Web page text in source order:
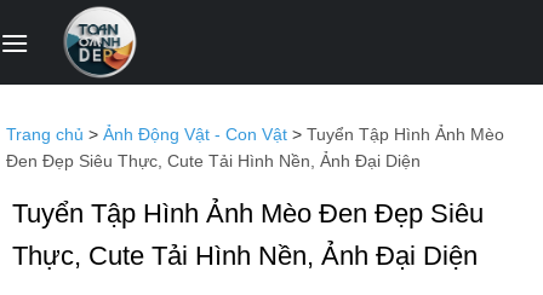
qua
Trang chủ > Ảnh Động Vật - Con Vật > Tuyển Tập Hình Ảnh Mèo
Đen Đẹp Siêu Thực, Cute Tải Hình Nền, Ảnh Đại Diện
Tuyển Tập Hình Ảnh Mèo Đen Đẹp Siêu
Thực, Cute Tải Hình Nền, Ảnh Đại Diện